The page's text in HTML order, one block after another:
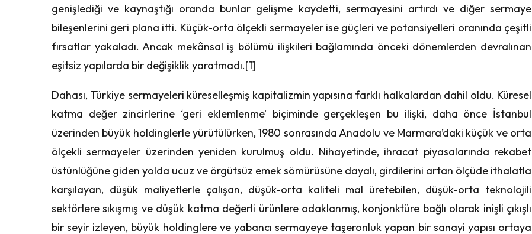
genişlediği ve kaynaştığı oranda bunlar gelişme kaydetti, sermayesini artırdı ve diğer sermaye
bileşenlerini geri plana itti. Küçük-orta ölçekli sermayeler ise güçleri ve potansiyelleri oranında çeşitli
fırsatlar yakaladı. Ancak mekânsal iş bölümü ilişkileri bağlamında önceki dönemlerden devralınan
eşitsiz yapılarda bir değişiklik yaratmadı.[1]
Dahası, Türkiye sermayeleri küreselleşmiş kapitalizmin yapısına farklı halkalardan dahil oldu. Küresel
katma değer zincirlerine ‘geri eklemlenme’ biçiminde gerçekleşen bu ilişki, daha önce İstanbul
üzerinden büyük holdinglerle yürütülürken, 1980 sonrasında Anadolu ve Marmara’daki küçük ve orta
ölçekli sermayeler üzerinden yeniden kurulmuş oldu. Nihayetinde, ihracat piyasalarında rekabet
üstünlüğüne giden yolda ucuz ve örgütsüz emek sömürüsüne dayalı, girdilerini artan ölçüde ithalatla
karşılayan, düşük maliyetlerle çalışan, düşük-orta kaliteli mal üretebilen, düşük-orta teknolojili
sektörlere sıkışmış ve düşük katma değerli ürünlere odaklanmış, konjonktüre bağlı olarak inişli çıkışlı
bir seyir izleyen, büyük holdinglere ve yabancı sermayeye taşeronluk yapan bir sanayi yapısı ortaya